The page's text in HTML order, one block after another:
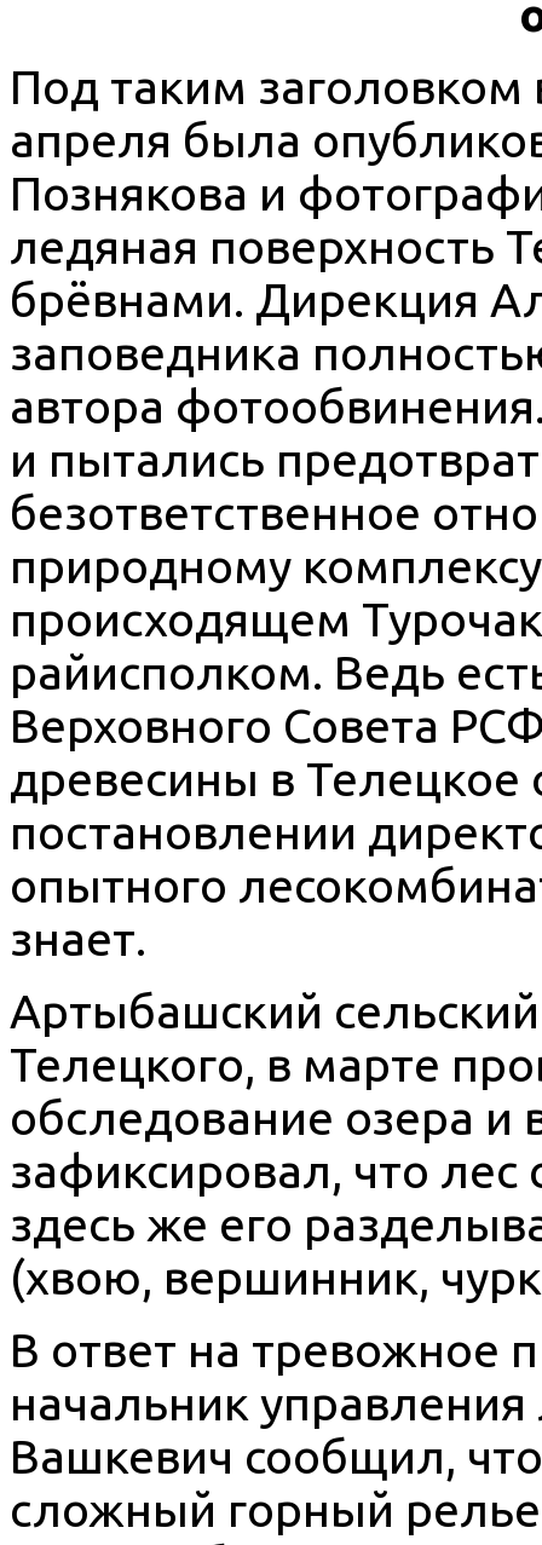
Под таким заголовком
апреля была
Познякова и
ледяная поверхность
брёвнами. Дирекция
заповедника
автора
и пытались
безответственное
природному
происходящем
райисполком. Ведь
Верховного Совета
древесины в Телецкое
постановлении
опытного
знает.
Артыбашский
Телецкого, в марте
обследование озера и
зафиксировал, что
здесь же его
(хвою, вершинник,
В ответ на тревожное
начальник управления
Вашкевич сообщил,
сложный горный